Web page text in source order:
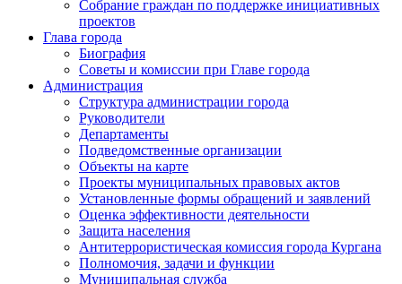
Собрание граждан по поддержке инициативных
проектов
Глава города
Биография
Советы и комиссии при Главе города
Администрация
Структура администрации города
Руководители
Департаменты
Подведомственные организации
Объекты на карте
Проекты муниципальных правовых актов
Установленные формы обращений и заявлений
Оценка эффективности деятельности
Защита населения
Антитеррористическая комиссия города Кургана
Полномочия, задачи и функции
Муниципальная служба